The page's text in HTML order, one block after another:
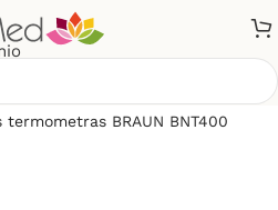
BRAUN BNT400